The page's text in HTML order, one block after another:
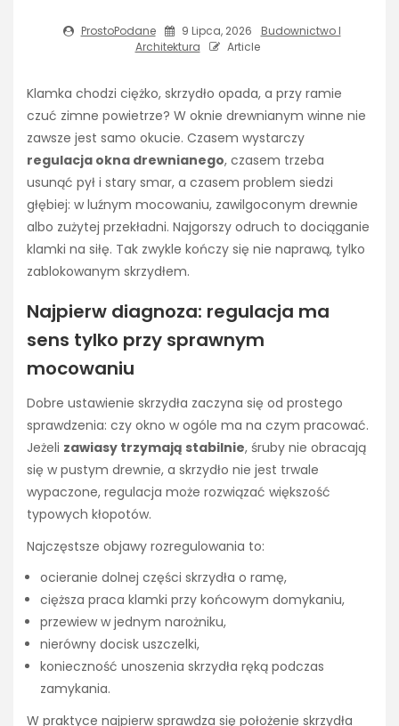
ProstoPodane 9 Lipca, 2026
Budownictwo I
Architektura
Article
Klamka chodzi ciężko, skrzydło opada, a przy ramie
czuć zimne powietrze? W oknie drewnianym winne nie
zawsze jest samo okucie. Czasem wystarczy
regulacja okna drewnianego, czasem trzeba
usunąć pył i stary smar, a czasem problem siedzi
głębiej: w luźnym mocowaniu, zawilgoconym drewnie
albo zużytej przekładni. Najgorszy odruch to dociąganie
klamki na siłę. Tak zwykle kończy się nie naprawą, tylko
zablokowanym skrzydłem.
Najpierw diagnoza: regulacja ma
sens tylko przy sprawnym
mocowaniu
Dobre ustawienie skrzydła zaczyna się od prostego
sprawdzenia: czy okno w ogóle ma na czym pracować.
Jeżeli zawiasy trzymają stabilnie, śruby nie obracają
się w pustym drewnie, a skrzydło nie jest trwale
wypaczone, regulacja może rozwiązać większość
typowych kłopotów.
Najczęstsze objawy rozregulowania to:
ocieranie dolnej części skrzydła o ramę,
cięższa praca klamki przy końcowym domykaniu,
przewiew w jednym narożniku,
nierówny docisk uszczelki,
konieczność unoszenia skrzydła ręką podczas
zamykania.
W praktyce najpierw sprawdza się położenie skrzydła